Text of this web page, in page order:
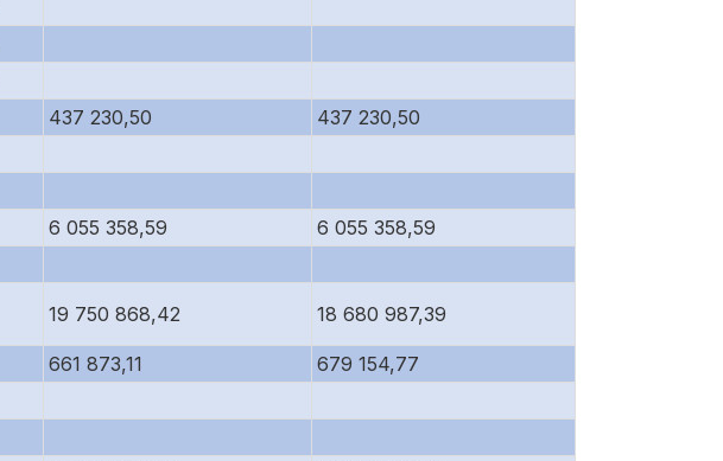
437 230,50
437 230,50
6 055 358,59
6 055 358,59
19 750 868,42 18 680 987,39
661 873,11
679 154,77